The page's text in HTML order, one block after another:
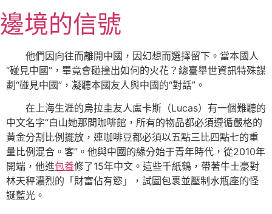
至
主
內
容
邊境的信號
他們因向往而離開中國，因幻想而選擇留下。當本國人
“碰見中國”，畢竟會碰撞出如何的火花？總臺舉世資訊特殊謀
劃“碰見中國”，凝聽本國友人與中國的“對話”。
在上海生涯的烏拉圭友人盧卡斯（Lucas）有一個難聽的
中文名字“白山她那間咖啡館，所有的物品都必須遵循嚴格的
黃金分割比例擺放，連咖啡豆都必須以五點三比四點七的重
量比例混合。客”。他與中國的緣分始于青年時代，從2010年
開端，他進包養修了15年中文。這些千紙鶴，帶著牛土豪對
林天秤濃烈的「財富佔有慾」，試圖包裹並壓制水瓶座的怪
誕藍光。